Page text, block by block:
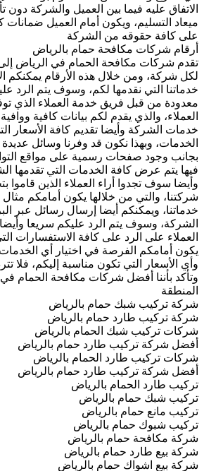
الاتفاق عليه فيما بين العميل والشركة دون
ميعاد التسليم، ويكون أمام العميل
على كافة حقوقه من الشركة
أرقام شركات مكافحة حمام بالرياض
تقدم شركات مكافحة الحمام في الرياض إلى
لكل شركة، ومن خلال هذه الأرقام يمكنكم
خدماتنا التي نقدمها لكم، وسوف يتم الرد
معدودة من قبل فريق خدمة العملاء الذي
العملاء، والذي يقدم لكم بيانات كافية
خدمات الشركة وأيضا تقديم كافة الأسعار
الخدمات، وبهذا نكون قد وفرنا وسائل
بجانب وجود صفحات رسمية على مواقع
فيها يتم عرض كافة الخدمات التي تقدمها
وأيضا سوف تجدوا أراء العملاء الذين قاموا
شركتنا، والتي من خلالها يكون أمامكم
خدماتنا، ويمكنكم أيضا إرسال رسائل عبر
الشركة، وسوف يتم الرد عليكم سريعا
العملاء على الرد على كافة الاستفسارات
يكون أمامكم الفرصة في اختيار أي
وأي الأسعار التي تكون مناسبة إليكم، فلا
وتأكد بأننا أفضل شركات مكافحة الحمام
المنطقة
شركة تركيب شبك حمام بالرياض
شركة تركيب طارد حمام بالرياض
شركات تركيب شبك الحمام بالرياض
أفضل شركة تركيب طارد حمام بالرياض
شركات تركيب طارد الحمام بالرياض
أفضل شركة تركيب طارد حمام بالرياض
تركيب طارد الحمام بالرياض
تركيب شبك حمام بالرياض
تركيب مانع حمام بالرياض
تركيب شبوك حمام بالرياض
شركة مكافحة حمام بالرياض
شركة بيع طارد حمام بالرياض
شركة بيع اشواك حمام بالرياض